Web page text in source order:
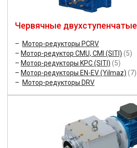
Червячные двухступенчатые
Мотор-редукторы PCRV
Мотор-редуктор CMU, CMI (SITI) (5)
Мотор-редукторы KPC (SITI) (5)
Мотор-редукторы EN-EV (Yilmaz) (7)
Мотор-редукторы DRV